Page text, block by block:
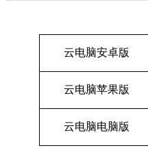
云电脑安卓版
云电脑苹果版
云电脑电脑版